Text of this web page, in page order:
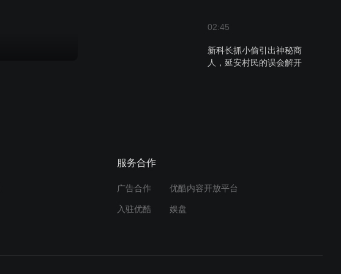
02:45
新科长抓小偷引出神秘商
人，延安村民的误会解开
岳凌霄带领队伍快速追击，
国防部代表团抵达延安，朱
服务合作
广告合作 优酷内容开放平台
入驻优酷 娱盘